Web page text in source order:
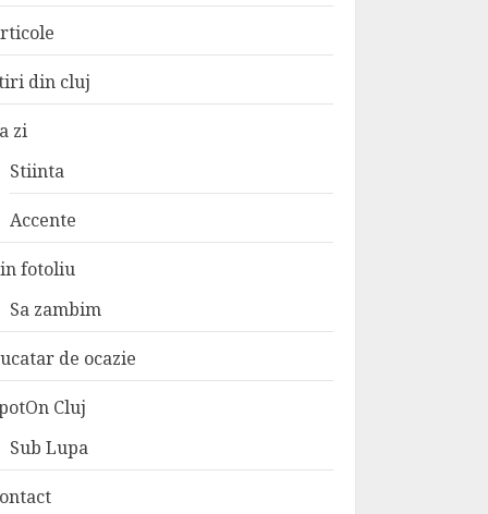
din cluj
zi
Stiinta
Accente
fotoliu
Sa zambim
de ocazie
Cluj
Sub Lupa